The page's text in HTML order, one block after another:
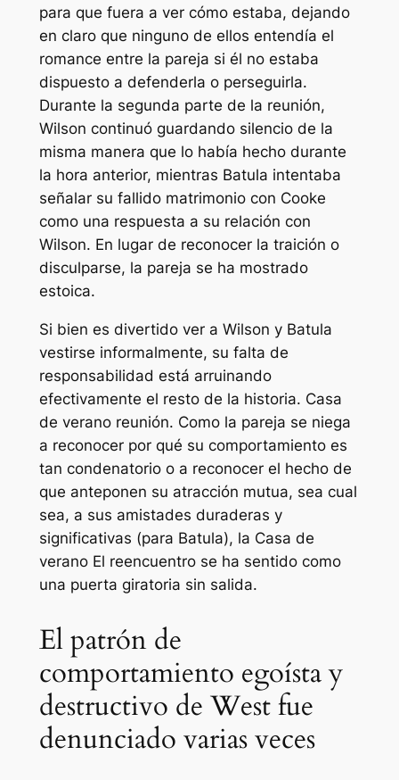
para que fuera a ver cómo estaba, dejando
en claro que ninguno de ellos entendía el
romance entre la pareja si él no estaba
dispuesto a defenderla o perseguirla.
Durante la segunda parte de la reunión,
Wilson continuó guardando silencio de la
misma manera que lo había hecho durante
la hora anterior, mientras Batula intentaba
señalar su fallido matrimonio con Cooke
como una respuesta a su relación con
Wilson. En lugar de reconocer la traición o
disculparse, la pareja se ha mostrado
estoica.
Si bien es divertido ver a Wilson y Batula
vestirse informalmente, su falta de
responsabilidad está arruinando
efectivamente el resto de la historia. Casa
de verano reunión. Como la pareja se niega
a reconocer por qué su comportamiento es
tan condenatorio o a reconocer el hecho de
que anteponen su atracción mutua, sea cual
sea, a sus amistades duraderas y
significativas (para Batula), la Casa de
verano El reencuentro se ha sentido como
una puerta giratoria sin salida.
El patrón de
comportamiento egoísta y
destructivo de West fue
denunciado varias veces